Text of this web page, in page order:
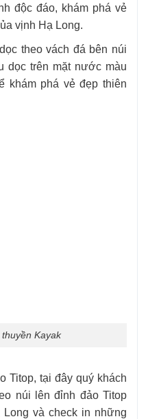
độc đáo, khám phá vẻ
vịnh Hạ Long.
theo vách đá bên núi
dọc trên mặt nước màu
khám phá vẻ đẹp thiên
Kayak
Titop, tại đây quý khách
núi lên đỉnh đảo Titop
Long và check in những